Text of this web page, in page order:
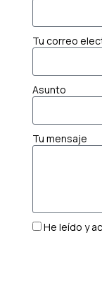
Tu correo
Asunto
Tu mensaje
He leído y